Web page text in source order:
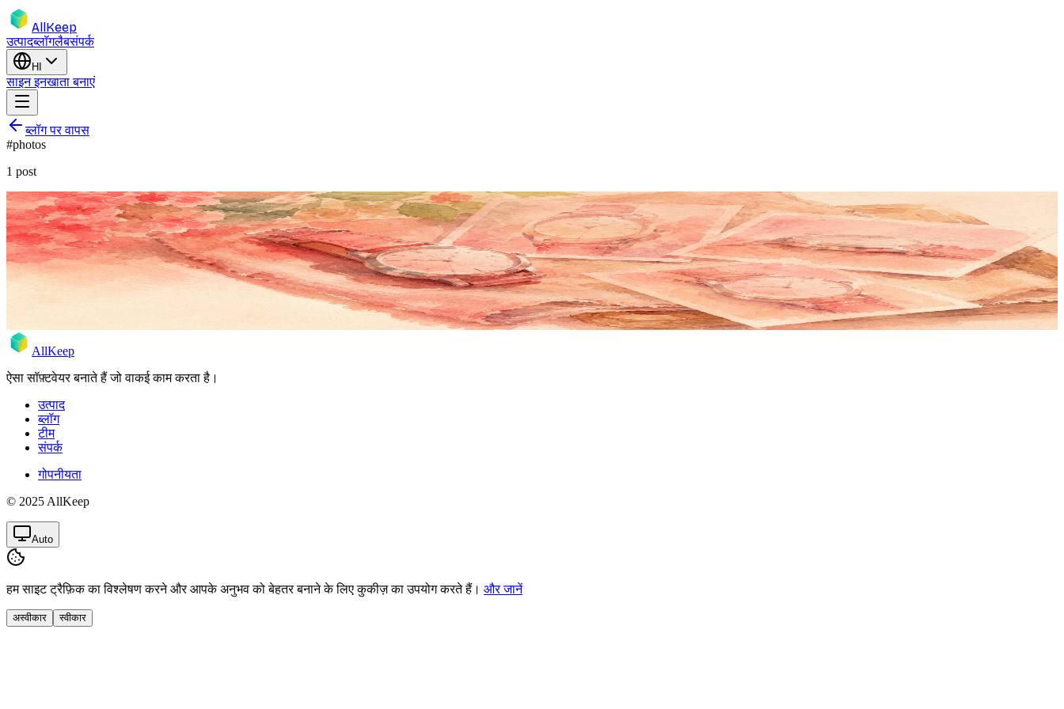
AllKeep
उत्पादब्लॉगलैबसंपर्क
HI
साइन इनखाता बनाएं
ब्लॉग पर वापस
#photos
1 post
inventoryphotosproductfeatureinsurance
हर कोण। हर डिटेल। एक फ़ोटो प्रति वस्तु क्यों झूठ है।
हीरो शॉट वही फ़ोटो है जो आपकी सबसे कम मदद करता है। सीरियल स्टिकर, रसीद और छोटी डेंट — सब एक ही कार्ड पर क्यों होने चाहिए।
AllKeep
ऐसा सॉफ़्टवेयर बनाते हैं जो वाकई काम करता है।
उत्पाद
ब्लॉग
टीम
संपर्क
गोपनीयता
© 2025 AllKeep
Auto
हम साइट ट्रैफ़िक का विश्लेषण करने और आपके अनुभव को बेहतर बनाने के लिए कुकीज़ का उपयोग करते हैं। और जानें
अस्वीकार स्वीकार